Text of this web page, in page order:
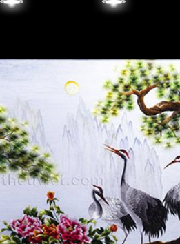
Skip to content